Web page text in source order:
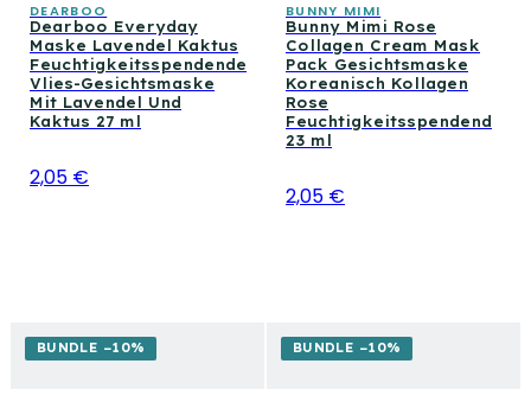
DEARBOO
Dearboo Everyday
Maske Lavendel Kaktus
Feuchtigkeitsspendende
Vlies-Gesichtsmaske
Mit Lavendel Und
Kaktus 27 ml
2,05 €
BUNNY MIMI
Bunny Mimi Rose
Collagen Cream Mask
Pack Gesichtsmaske
Koreanisch Kollagen
Rose
Feuchtigkeitsspendend
23 ml
2,05 €
BUNDLE −10% BUNDLE −10%